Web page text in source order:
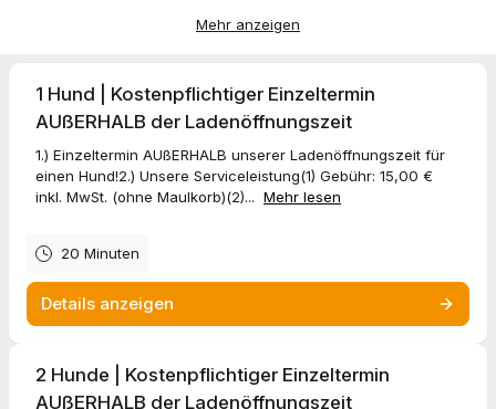
(kostenfrei) zur Auswahl eines passenden Maulkorbs für bis zu 3
BITTE BEACHTEN
Allgemein
Generell können nur Einzeltermine für Hunde durchgeführt
werden, die unsere Mitarbeiter*innen nicht gefährden und von
ihren Menschen sicher geführt werden können. Die
Maulkorbanprobe selbst führen die Hundehalter selbst durch und
Einzeltermin AUßERHALB der Ladenöffnungszeiten
Diese Dienstleistung ist kostenpflichtig! Ein Einzeltermin kostet ab
15,- inkl. MwSt. (für einen Hund) bis zu 45,- EUR (für 3 Hunde) -
natürlich ohne Maulkorb.
Einzeltermin INNERHALB der Ladenöffnungszeiten
Es sind weitere Menschen und Hunde anwesend, es muss
Mehr anzeigen
1 Hund | Kostenpflichtiger Einzeltermin
AUßERHALB der Ladenöffnungszeit
1.) Einzeltermin AUßERHALB unserer Ladenöffnungszeit für
einen Hund!2.) Unsere Serviceleistung(1) Gebühr: 15,00 €
inkl. MwSt. (ohne Maulkorb)(2)... Mehr lesen
20 Minuten
Details anzeigen
2 Hunde | Kostenpflichtiger Einzeltermin
AUßERHALB der Ladenöffnungszeit